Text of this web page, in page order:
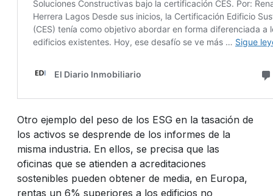
Otro ejemplo del peso de los ESG en la tasación de
los activos se desprende de los informes de la
misma industria. En ellos, se precisa que las
oficinas que se atienden a acreditaciones
sostenibles pueden obtener de media, en Europa,
rentas un 6% superiores a los edificios no